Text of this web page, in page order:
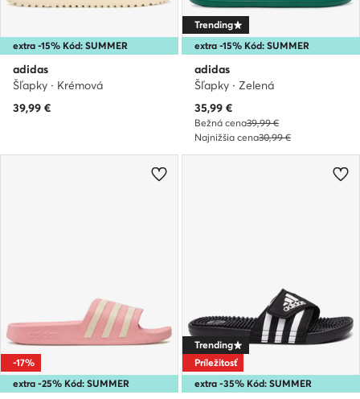
extra -15% Kód: SUMMER
adidas
Šľapky · Krémová
39,99 €
extra -15% Kód: SUMMER
Trending
adidas
Šľapky · Zelená
Aktuálna cena
35,99 €
Bežná cena39,99 €
Najnižšia cena30,99 €
extra -25% Kód: SUMMER
-17%
extra -35% Kód: SUMMER
Trending
Príležitosť